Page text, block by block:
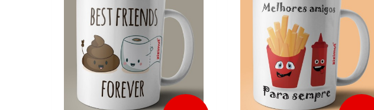
mais info
add à lista
mais info